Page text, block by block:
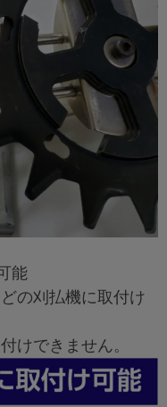
能
の刈払機に取付け
けできません。